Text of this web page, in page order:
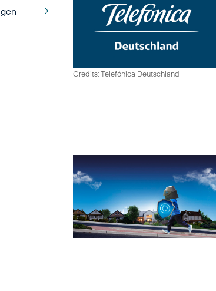
Credits: Telefónica Deutschland